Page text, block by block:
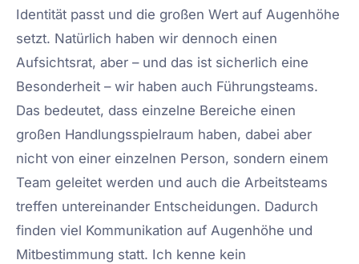
Identität passt und die großen Wert auf Augenhöhe
setzt. Natürlich haben wir dennoch einen
Aufsichtsrat, aber – und das ist sicherlich eine
Besonderheit – wir haben auch Führungsteams.
Das bedeutet, dass einzelne Bereiche einen
großen Handlungsspielraum haben, dabei aber
nicht von einer einzelnen Person, sondern einem
Team geleitet werden und auch die Arbeitsteams
treffen untereinander Entscheidungen. Dadurch
finden viel Kommunikation auf Augenhöhe und
Mitbestimmung statt. Ich kenne kein